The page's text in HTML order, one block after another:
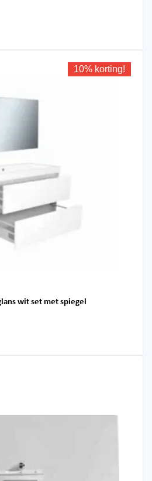
10% korting!
Badmeubel Vision hoogglans wit set met spiegel